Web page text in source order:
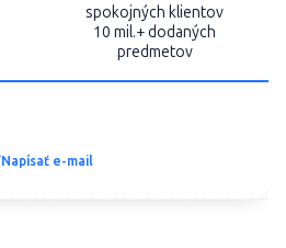
spokojných klientov
10 mil.+ dodaných
predmetov
Napísať e-mail